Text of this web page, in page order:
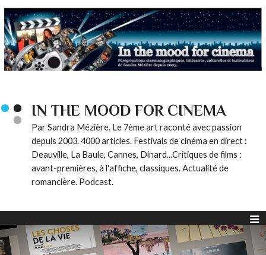
IN THE MOOD FOR CINEMA
Par Sandra Mézière. Le 7ème art raconté avec passion
depuis 2003. 4000 articles. Festivals de cinéma en direct :
Deauville, La Baule, Cannes, Dinard...Critiques de films :
avant-premières, à l'affiche, classiques. Actualité de
romancière. Podcast.